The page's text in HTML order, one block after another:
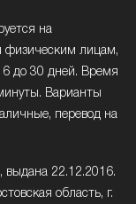
на
физическим лицам,
до 30 дней. Время
Варианты
перевод на
, выдана 22.12.2016.
область, г.